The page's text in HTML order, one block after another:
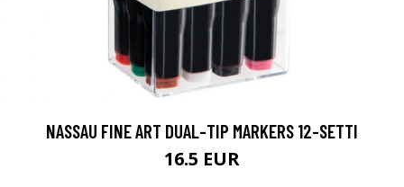
NASSAU FINE ART DUAL-TIP MARKERS 12-SETTI
16.5 EUR